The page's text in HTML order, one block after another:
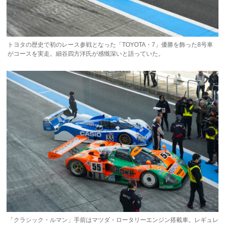
トヨタの歴史で初のレース参戦となった「TOYOTA・7」優勝を飾った8号車
がコースを実走。細谷四方洋氏が感慨深いと語っていた。
「クラシック・ルマン」手前はマツダ・ロータリーエンジン搭載車。レギュレ